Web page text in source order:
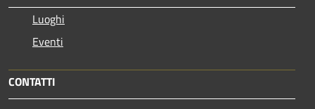
Luoghi
Eventi
CONTATTI